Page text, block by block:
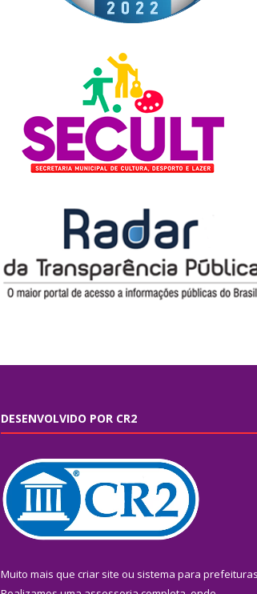
DESENVOLVIDO POR CR2
Muito mais que criar site ou sistema para prefeituras